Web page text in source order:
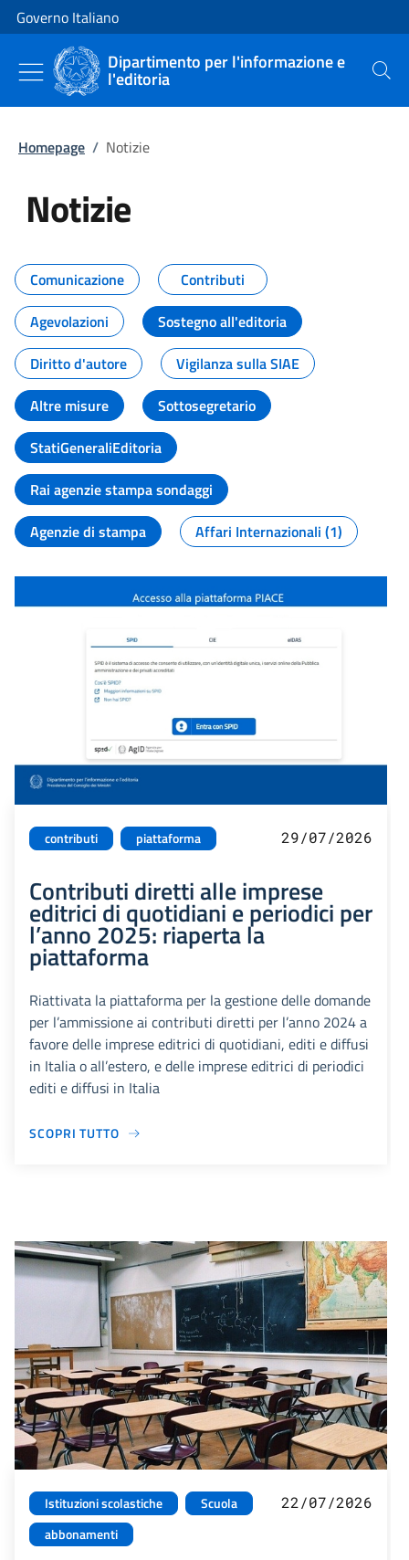
Vai al contenuto
Vai alla navigazione del sito
Governo Italiano
Dipartimento per l'informazione e
l'editoria Cerca
Homepage / Notizie
Notizie
Tutti i contenuti della pagina
Comunicazione
Contributi
Agevolazioni
Sostegno all'editoria
Diritto d'autore
Vigilanza sulla SIAE
Altre misure
Sottosegretario
StatiGeneraliEditoria
Rai agenzie stampa sondaggi
Agenzie di stampa
Affari Internazionali (1)
contributi piattaforma 29/07/2026
Contributi diretti alle imprese
editrici di quotidiani e periodici per
l’anno 2025: riaperta la
piattaforma
Riattivata la piattaforma per la gestione delle domande
per l’ammissione ai contributi diretti per l’anno 2024 a
favore delle imprese editrici di quotidiani, editi e diffusi
in Italia o all’estero, e delle imprese editrici di periodici
editi e diffusi in Italia
SCOPRI TUTTO
Istituzioni scolastiche
Scuola
abbonamenti
22/07/2026